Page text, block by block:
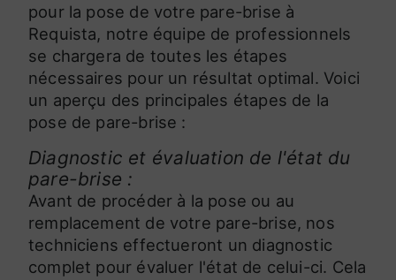
pour la pose de votre pare-brise à
Requista, notre équipe de professionnels
se chargera de toutes les étapes
nécessaires pour un résultat optimal. Voici
un aperçu des principales étapes de la
pose de pare-brise :
Diagnostic et évaluation de l'état du
pare-brise :
Avant de procéder à la pose ou au
remplacement de votre pare-brise, nos
techniciens effectueront un diagnostic
complet pour évaluer l'état de celui-ci. Cela